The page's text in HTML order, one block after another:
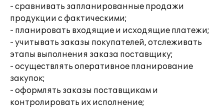
- сравнивать запланированные продажи
продукции с фактическими;
- планировать входящие и исходящие платежи;
- учитывать заказы покупателей, отслеживать
этапы выполнения заказа поставщику;
- осуществлять оперативное планирование
закупок;
- оформлять заказы поставщикам и
контролировать их исполнение;